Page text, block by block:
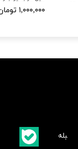
۱,۰۰۰,۰۰۰ تومان
​بلبله​​​​​​​بله